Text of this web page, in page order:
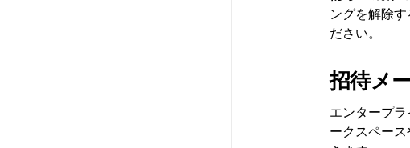
ングを解除
ださい。
招待メ
エンタープ
ークスペー